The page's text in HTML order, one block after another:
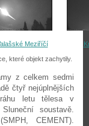
Meziříčí
které objekt zachytily.
z celkem sedmi
čtyř nejúplnějších
letu tělesa v
soustavě.
CEMENT).